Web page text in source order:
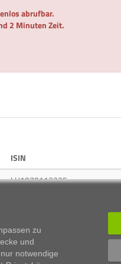
abrufbar.
2 Minuten Zeit.
ISIN
LU1070113235
DE000A0MVLS8
zu
und
notwendige